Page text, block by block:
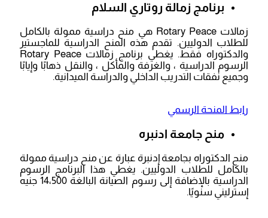
برنامج زمالة روتاري السلام
زمالات Rotary Peace هي منح دراسية ممولة بالكامل
للطلاب الدوليين. تقدم هذه المنح الدراسية للماجستير
والدكتوراه فقط. يغطي برنامج زمالات Rotary Peace
الرسوم الدراسية ، والغرفة والمأكل ، والنقل ذهابًا وإيابًا
وجميع نفقات التدريب الداخلي والدراسة الميدانية.
رابط المنحة الرسمي
منح جامعة ادنبره
منح الدكتوراه بجامعة إدنبرة عبارة عن منح دراسية ممولة
بالكامل للطلاب الدوليين. يغطي هذا البرنامج الرسوم
الدراسية بالإضافة إلى رسوم الصيانة البالغة 14،500 جنيه
إسترليني سنويًا.